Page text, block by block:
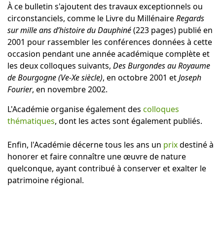
À ce bulletin s'ajoutent des travaux exceptionnels ou
circonstanciels, comme le Livre du MillénaireRegards
sur mille ans d’histoire du Dauphiné(223 pages) publié en
2001 pour rassembler les conférences données à cette
occasion pendant une année académique complète et
les deux colloques suivants, Des Burgondes au Royaume
de Bourgogne (Ve-Xe siècle), en octobre 2001 etJoseph
Fourier, en novembre 2002.
L'Académie organise également des colloques
thématiques, dont les actes sont également publiés.
Enfin, l'Académie décerne tous les ans un prixdestiné à
honorer et faire connaître une œuvre de nature
quelconque, ayant contribué à conserver et exalter le
patrimoine régional.